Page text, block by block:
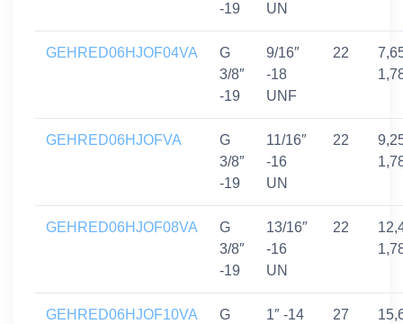
-19
UN
GEHRED06HJOF04VA
G
3/8″
-19
9/16″
-18
UNF
22
GEHRED06HJOFVA
G
3/8″
-19
11/16″
-16
UN
22
GEHRED06HJOF08VA
G
3/8″
-19
13/16″
-16
UN
22
GEHRED06HJOF10VA
G
1″ -14
27